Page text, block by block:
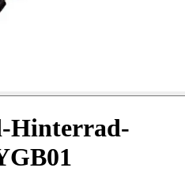
Hinterrad-